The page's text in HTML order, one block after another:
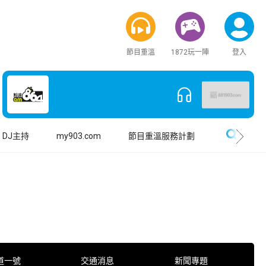
節目重溫 1872玩一陣 登入
DJ主持 my903.com 節目重溫服務計劃
一號 交通消息 新聞專題